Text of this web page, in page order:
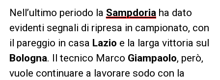
Nell’ultimo periodo la Sampdoria ha dato
evidenti segnali di ripresa in campionato, con
il pareggio in casa Lazio e la larga vittoria sul
Bologna. Il tecnico Marco Giampaolo, però,
vuole continuare a lavorare sodo con la